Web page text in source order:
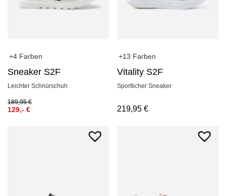
+4 Farben
Sneaker S2F
Leichter Schnürschuh
189,95€
129,- €
+13 Farben
Vitality S2F
Sportlicher Sneaker
219,95€